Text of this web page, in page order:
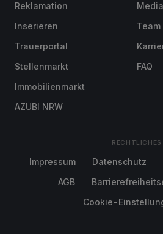
Reklamation
Inserieren
Trauerportal
Stellenmarkt
Immobilienmarkt
AZUBI NRW
Team
FAQ
RECHTLICHES
Impressum Datenschutz
AGB
Cookie-